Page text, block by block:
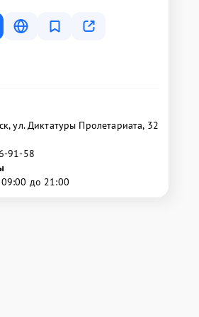
ул. Диктатуры Пролетариата, 32
91-58
до 21:00